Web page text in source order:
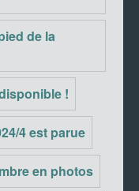
de la
!
4 est parue
en photos